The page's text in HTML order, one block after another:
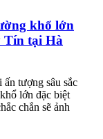
khổ lớn
Tín tại Hà
tượng sâu sắc
lớn đặc biệt
chắn sẽ ảnh